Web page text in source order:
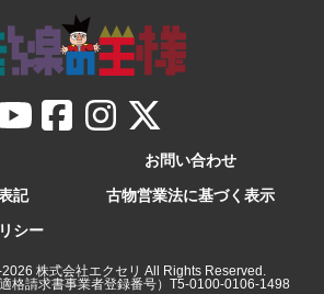
線登録局 GDR4800・GDB4800 オールリセ
ット方法
お問い合わせ
記
古物営業法に基づく表示
シー
2026 株式会社エクセリ All Rights Reserved.
格請求書事業者登録番号）T5-0100-0106-1498